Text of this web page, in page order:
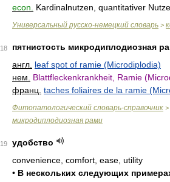
econ.
Kardinalnutzen, quantitativer
Универсальный русско-немецкий словарь >
18
пятнистость микродиплодиозная
англ. leaf spot of ramie (Microdiplodia)
нем.
Blattfleckenkrankheit, Ramie
франц. taches foliaires de la ramie
Фитопатологический словарь-справочник >
микродиплодиозная рами
19
удобство
convenience, comfort, ease, utility
• В нескольких следующих